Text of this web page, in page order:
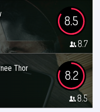
8.5
8.7
Thor 8.2
8.5